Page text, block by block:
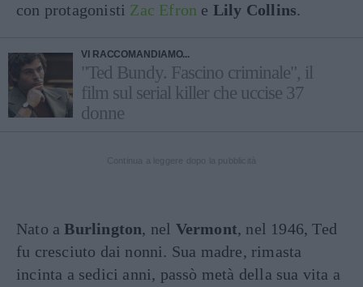
con protagonisti Zac Efron e Lily Collins.
VI RACCOMANDIAMO...
"Ted Bundy. Fascino criminale", il
film sul serial killer che uccise 37
donne
Nato aBurlington, nel Vermont, nel 1946, Ted
fu cresciuto dai nonni. Sua madre, rimasta
incinta a sedici anni, passò metà della sua vita a